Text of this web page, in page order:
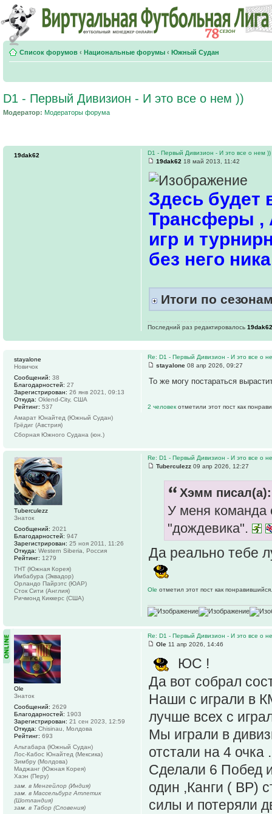
Список форумов ‹ Национальные форумы ‹ Южный Судан
D1 - Первый Дивизион - И это все о нем ))
Модератор: Модераторы форума
D1 - Первый Дивизион - И это все о нем ))
19dak62 18 май 2013, 11:42
Здесь будет
Трансферы ,
игр и
без него
Итоги по
Последний раз редактировалось 19dak62
19dak62
Re: D1 - Первый Дивизион - И это все о
stayalone 08 апр 2026, 09:27
То же могу постараться
2 человек отметили этот пост как
stayalone
Новичок
Сообщений: 38
Благодарностей: 27
Зарегистрирован: 26 янв 2021, 09:13
Откуда: Oklend-City, США
Рейтинг: 537
Амарат Юнайтед (Южный Судан)
Грёдиг (Австрия)
Сборная Южного Судана (юн.)
Re: D1 - Первый Дивизион - И это все о
Tuberculezz 09 апр 2026, 12:27
Хэмм писал(а):
У меня команда
"дождевика".
Да реально тебе
Ole отметил этот пост как понравившийся.
Tuberculezz
Знаток
Сообщений: 2021
Благодарностей: 947
Зарегистрирован: 25 ноя 2011, 11:26
Откуда: Western Siberia, Россия
Рейтинг: 1279
ТНТ (Южная Корея)
Имбабура (Эквадор)
Орландо Пайрэтс (ЮАР)
Сток Сити (Англия)
Ричмонд Киккерс (США)
Re: D1 - Первый Дивизион - И это все о
Ole 11 апр 2026, 14:46
ЮС !
Да вот собрал
Наши с играли в
лучше всех с
Мы играли в
отстали на 4 очка .
Сделали 6 Побед
один ,Канги ( ВР)
силы и потеряли
Ole
Знаток
Сообщений: 2629
Благодарностей: 1903
Зарегистрирован: 21 сен 2023, 12:59
Откуда: Chisinau, Молдова
Рейтинг: 693
Альтабара (Южный Судан)
Лос-Кабос Юнайтед (Мексика)
Зимбру (Молдова)
Маджанг (Южная Корея)
Хаэн (Перу)
зам. в Менгейлор (Индия)
зам. в Массельбург Атлетик
(Шотландия)
зам. в Табор (Словения)